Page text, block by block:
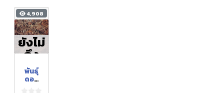
4,908
ยังไม่
ถึง
ฤดูกา
ล
พันธุ์
ดอก